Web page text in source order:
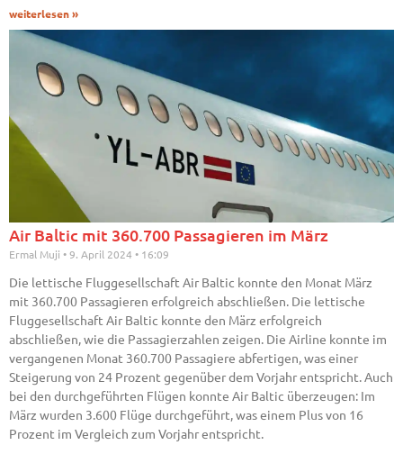
weiterlesen »
Air Baltic mit 360.700 Passagieren im März
Ermal Muji 9. April 2024 16:09
Die lettische Fluggesellschaft Air Baltic konnte den Monat März
mit 360.700 Passagieren erfolgreich abschließen. Die lettische
Fluggesellschaft Air Baltic konnte den März erfolgreich
abschließen, wie die Passagierzahlen zeigen. Die Airline konnte im
vergangenen Monat 360.700 Passagiere abfertigen, was einer
Steigerung von 24 Prozent gegenüber dem Vorjahr entspricht. Auch
bei den durchgeführten Flügen konnte Air Baltic überzeugen: Im
März wurden 3.600 Flüge durchgeführt, was einem Plus von 16
Prozent im Vergleich zum Vorjahr entspricht.